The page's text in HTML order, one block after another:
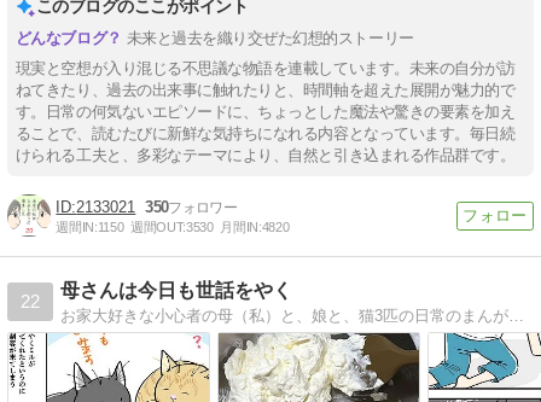
このブログのここがポイント
未来と過去を織り交ぜた幻想的ストーリー
現実と空想が入り混じる不思議な物語を連載しています。未来の自分が訪
ねてきたり、過去の出来事に触れたりと、時間軸を超えた展開が魅力的で
す。日常の何気ないエピソードに、ちょっとした魔法や驚きの要素を加え
ることで、読むたびに新鮮な気持ちになれる内容となっています。毎日続
けられる工夫と、多彩なテーマにより、自然と引き込まれる作品群です。
2133021 350
週間IN:1150 週間OUT:3530 月間IN:4820
22
母さんは今日も世話をやく
お家大好きな小心者の母（私）と、娘と、猫3匹の日常のまんがです。（夫もたまに…）。